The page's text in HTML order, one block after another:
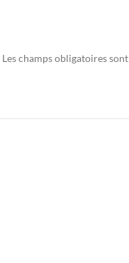
Les champs obligatoires sont